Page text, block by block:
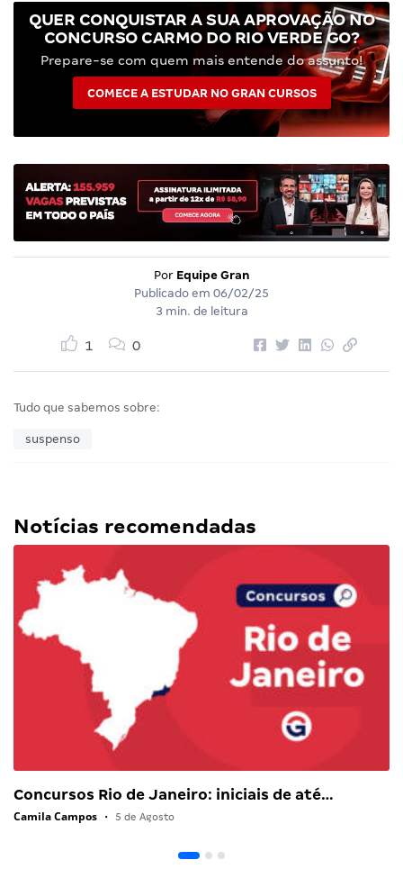
QUER CONQUISTAR A SUA APROVAÇÃO NO
CONCURSO CARMO DO RIO VERDE GO?
Prepare-se com quem mais entende do assunto!
COMECE A ESTUDAR NO GRAN CURSOS
Por Equipe Gran
Publicado em 06/02/25
3 min. de leitura
1 0
Tudo que sabemos sobre:
suspenso
Notícias recomendadas
Concursos Rio de Janeiro: iniciais de até…
Camila Campos • 5 de Agosto